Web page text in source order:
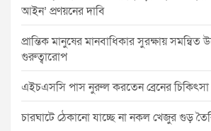
আইন’ প্রণয়নের দাবি
প্রান্তিক মানুষের মানবাধিকার সুরক্ষায়
গুরুত্বারোপ
এইচএসসি পাস নুরুল করতেন ব্রেনের চিকিৎসা
চারঘাটে ঠেকানো যাচ্ছে না নকল খেজুর গুড়